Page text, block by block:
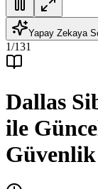
Yapay Zekaya
1/131
Dallas
ile